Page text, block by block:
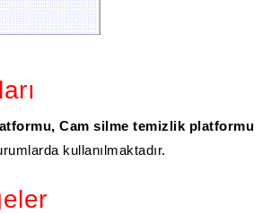
Cam silme temizlik platformu
kullanılmaktadır.